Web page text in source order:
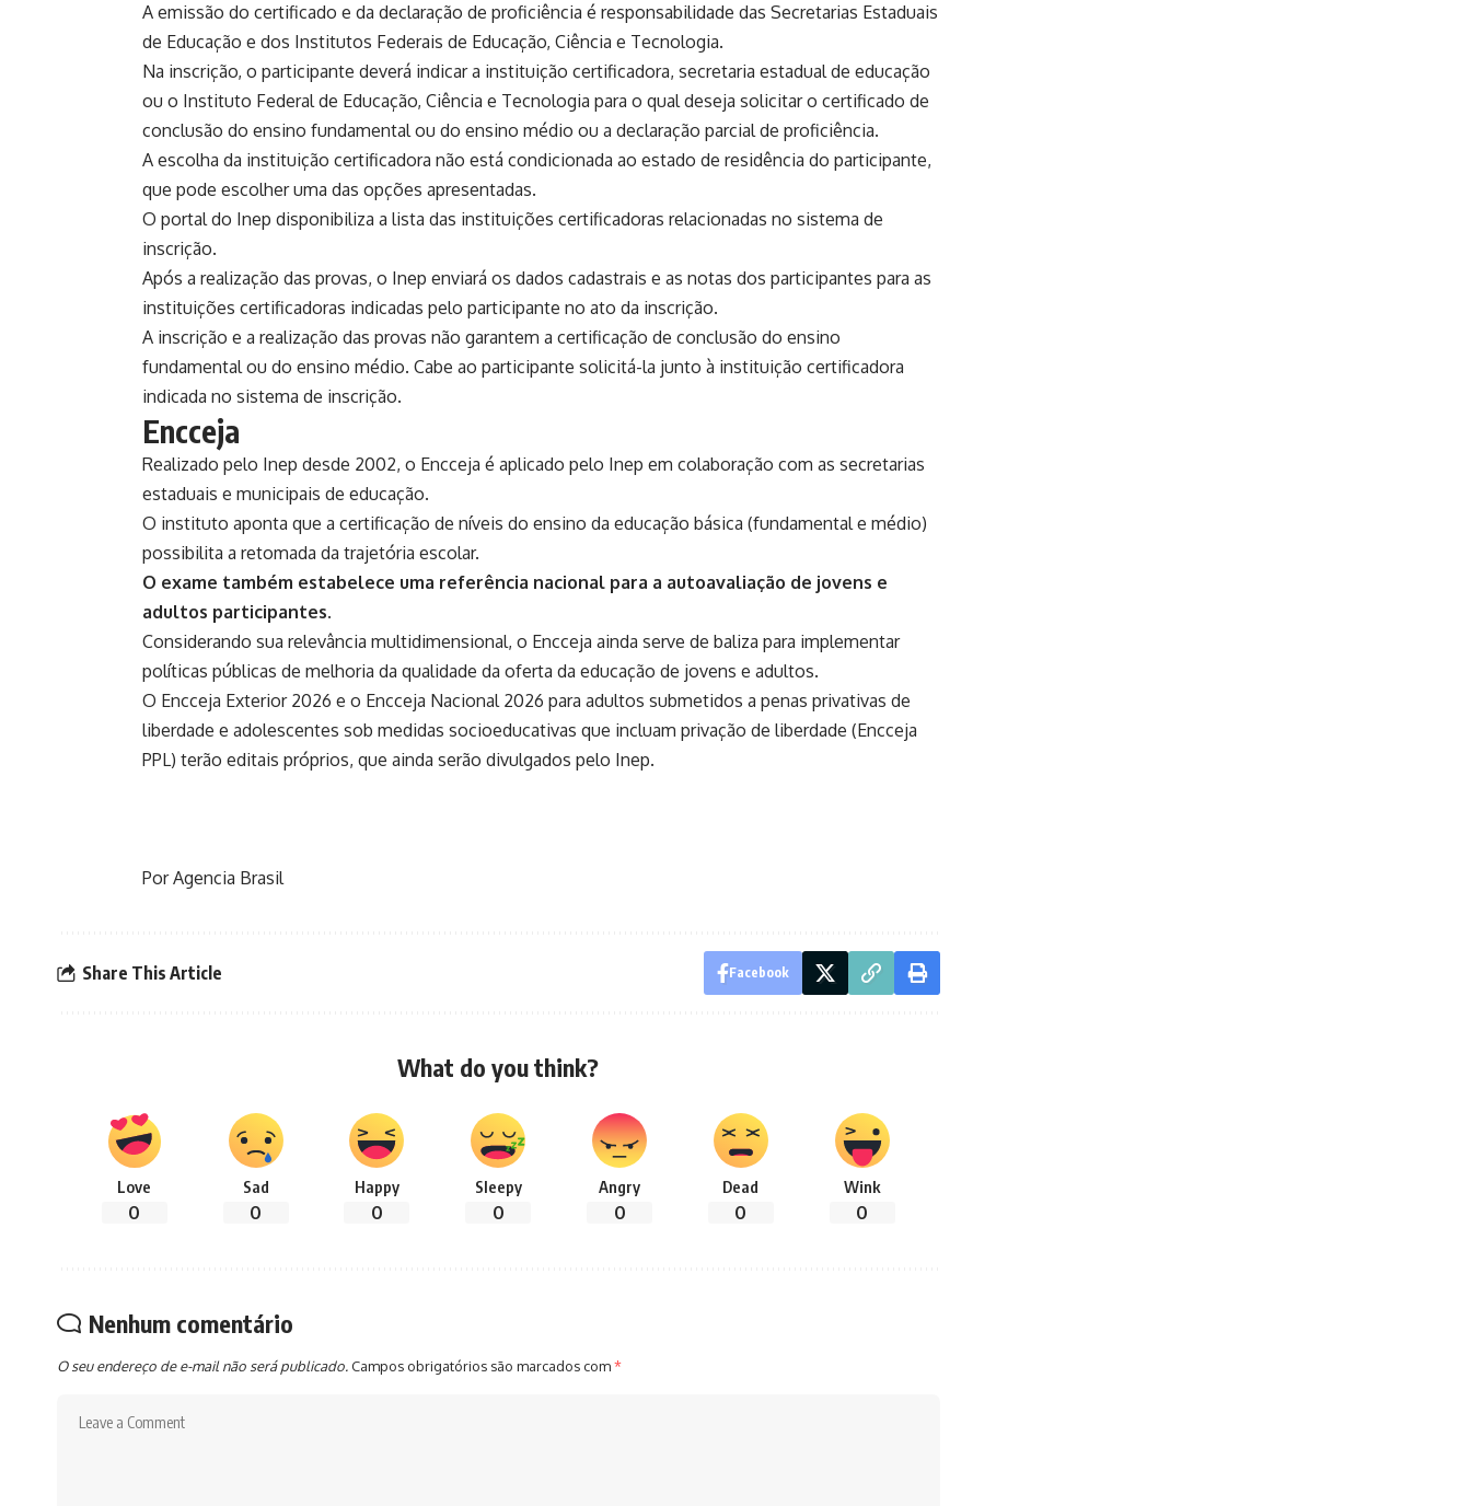
A emissão do certificado e da declaração de proficiência é responsabilidade das Secretarias Estaduais
de Educação e dos Institutos Federais de Educação, Ciência e Tecnologia.
Na inscrição, o participante deverá indicar a instituição certificadora, secretaria estadual de educação
ou o Instituto Federal de Educação, Ciência e Tecnologia para o qual deseja solicitar o certificado de
conclusão do ensino fundamental ou do ensino médio ou a declaração parcial de proficiência.
A escolha da instituição certificadora não está condicionada ao estado de residência do participante,
que pode escolher uma das opções apresentadas.
O portal do Inep disponibiliza a lista das instituições certificadoras relacionadas no sistema de
inscrição.
Após a realização das provas, o Inep enviará os dados cadastrais e as notas dos participantes para as
instituições certificadoras indicadas pelo participante no ato da inscrição.
A inscrição e a realização das provas não garantem a certificação de conclusão do ensino
fundamental ou do ensino médio. Cabe ao participante solicitá-la junto à instituição certificadora
indicada no sistema de inscrição.
Encceja
Realizado pelo Inep desde 2002, o Encceja é aplicado pelo Inep em colaboração com as secretarias
estaduais e municipais de educação.
O instituto aponta que a certificação de níveis do ensino da educação básica (fundamental e médio)
possibilita a retomada da trajetória escolar.
O exame também estabelece uma referência nacional para a autoavaliação de jovens e
adultos participantes.
Considerando sua relevância multidimensional, o Encceja ainda serve de baliza para implementar
políticas públicas de melhoria da qualidade da oferta da educação de jovens e adultos.
O Encceja Exterior 2026 e o Encceja Nacional 2026 para adultos submetidos a penas privativas de
liberdade e adolescentes sob medidas socioeducativas que incluam privação de liberdade (Encceja
PPL) terão editais próprios, que ainda serão divulgados pelo Inep.
Por Agencia Brasil
Share This Article Facebook
What do you think?
Love
0
Sad
0
Happy
0
Sleepy
0
Angry
0
Dead
0
Wink
0
Nenhum comentário
O seu endereço de e-mail não será publicado. Campos obrigatórios são marcados com*